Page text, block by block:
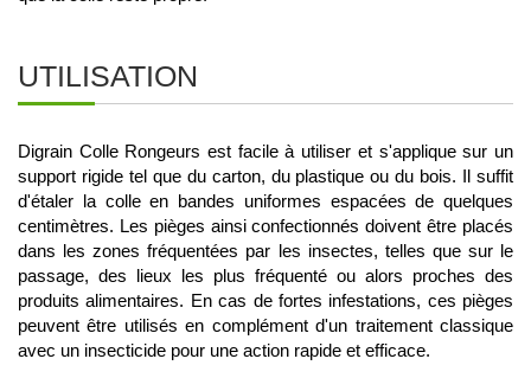
UTILISATION
Digrain Colle Rongeurs est facile à utiliser et s'applique sur un
support rigide tel que du carton, du plastique ou du bois. Il suffit
d'étaler la colle en bandes uniformes espacées de quelques
centimètres. Les pièges ainsi confectionnés doivent être placés
dans les zones fréquentées par les insectes, telles que sur le
passage, des lieux les plus fréquenté ou alors proches des
produits alimentaires. En cas de fortes infestations, ces pièges
peuvent être utilisés en complément d'un traitement classique
avec un insecticide pour une action rapide et efficace.